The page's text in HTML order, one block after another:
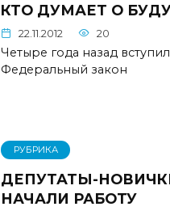
КТО ДУМАЕТ О
22.11.2012 20
Четыре года назад
Федеральный закон
РУБРИКА
ДЕПУТАТЫ-
НАЧАЛИ РАБОТУ